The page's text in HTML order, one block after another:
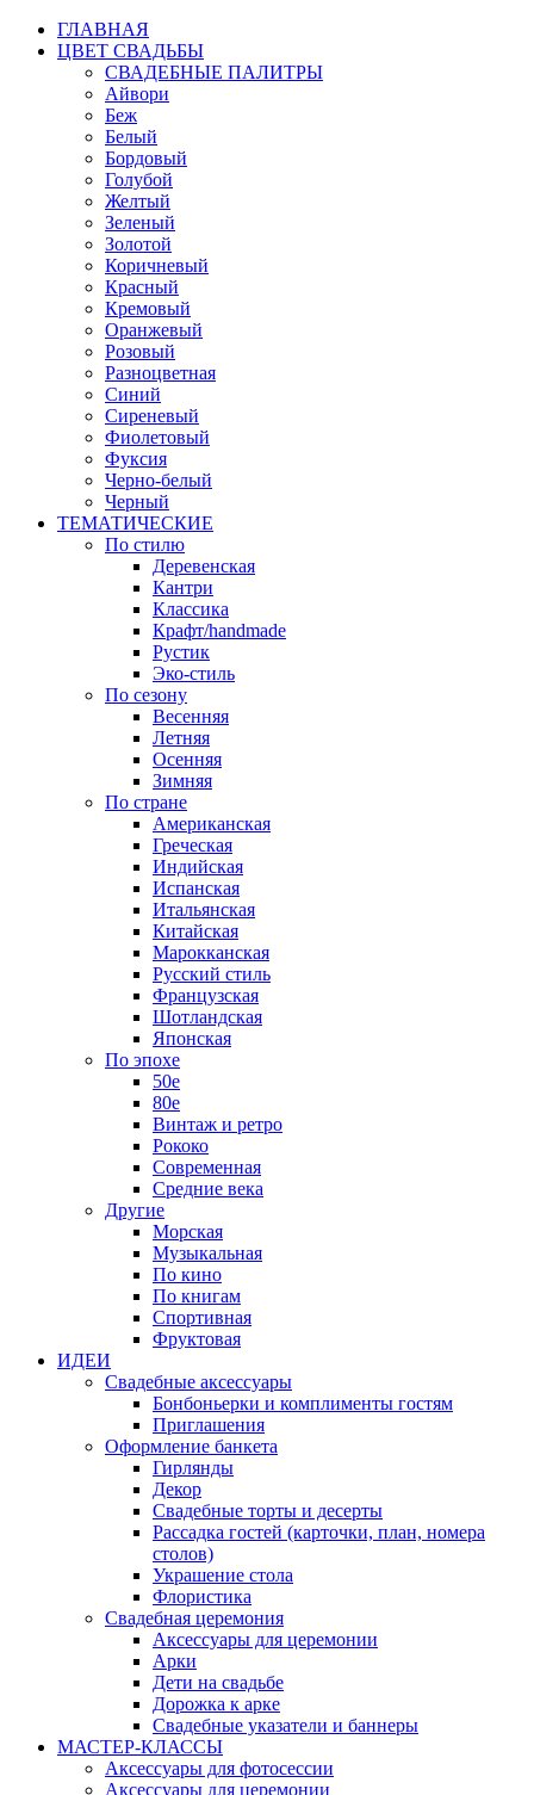
ГЛАВНАЯ
ЦВЕТ СВАДЬБЫ
СВАДЕБНЫЕ ПАЛИТРЫ
Айвори
Беж
Белый
Бордовый
Голубой
Желтый
Зеленый
Золотой
Коричневый
Красный
Кремовый
Оранжевый
Розовый
Разноцветная
Синий
Сиреневый
Фиолетовый
Фуксия
Черно-белый
Черный
ТЕМАТИЧЕСКИЕ
По стилю
Деревенская
Кантри
Классика
Крафт/handmade
Рустик
Эко-стиль
По сезону
Весенняя
Летняя
Осенняя
Зимняя
По стране
Американская
Греческая
Индийская
Испанская
Итальянская
Китайская
Марокканская
Русский стиль
Французская
Шотландская
Японская
По эпохе
50е
80е
Винтаж и ретро
Рококо
Современная
Средние века
Другие
Морская
Музыкальная
По кино
По книгам
Спортивная
Фруктовая
ИДЕИ
Свадебные аксессуары
Бонбоньерки и комплименты гостям
Приглашения
Оформление банкета
Гирлянды
Декор
Свадебные торты и десерты
Рассадка гостей (карточки, план, номера
столов)
Украшение стола
Флористика
Свадебная церемония
Аксессуары для церемонии
Арки
Дети на свадьбе
Дорожка к арке
Свадебные указатели и баннеры
МАСТЕР-КЛАССЫ
Аксессуары для фотосессии
Аксессуары для церемонии